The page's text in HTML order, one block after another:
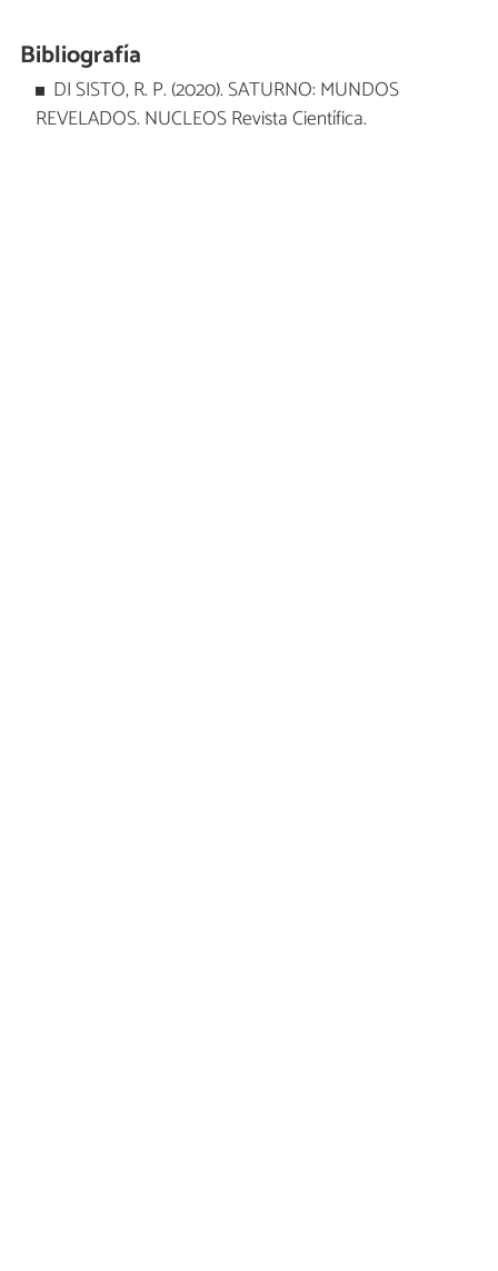
Bibliografía
DI SISTO, R. P. (2020). SATURNO: MUNDOS
REVELADOS. NUCLEOS Revista Científica.